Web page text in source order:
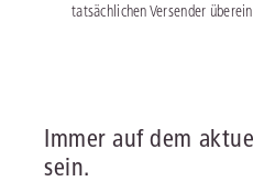
tatsächlichen Versender
Immer auf dem
sein.